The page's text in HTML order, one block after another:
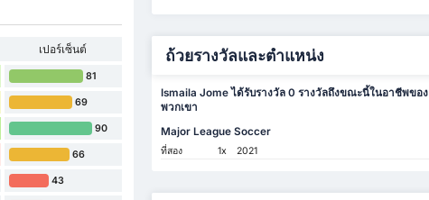
เปอร์เซ็นต์
81
69
90
66
43
ถ้วยรางวัลและตำแหน่ง
Ismaila Jome ได้รับรางวัล 0 รางวัลถึงขณะนี้ในอาชีพของ
พวกเขา
Major League Soccer
ที่สอง 1x 2021